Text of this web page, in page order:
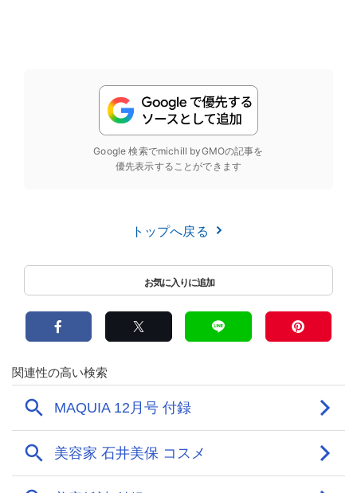
Google 検索でmichill byGMOの記事を
優先表示することができます
トップへ戻る